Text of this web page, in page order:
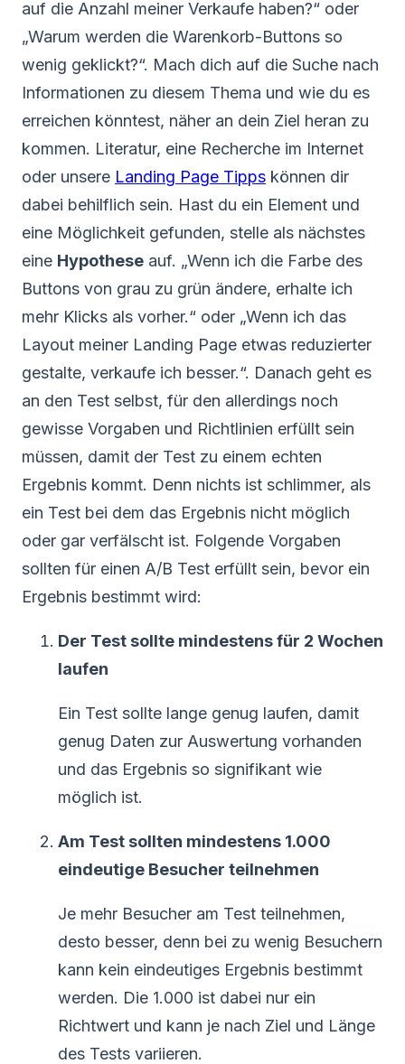
auf die Anzahl meiner Verkaufe haben?“ oder
„Warum werden die Warenkorb-Buttons so
wenig geklickt?“. Mach dich auf die Suche nach
Informationen zu diesem Thema und wie du es
erreichen könntest, näher an dein Ziel heran zu
kommen. Literatur, eine Recherche im Internet
oder unsere Landing Page Tipps können dir
dabei behilflich sein. Hast du ein Element und
eine Möglichkeit gefunden, stelle als nächstes
eine Hypothese auf. „Wenn ich die Farbe des
Buttons von grau zu grün ändere, erhalte ich
mehr Klicks als vorher.“ oder „Wenn ich das
Layout meiner Landing Page etwas reduzierter
gestalte, verkaufe ich besser.“. Danach geht es
an den Test selbst, für den allerdings noch
gewisse Vorgaben und Richtlinien erfüllt sein
müssen, damit der Test zu einem echten
Ergebnis kommt. Denn nichts ist schlimmer, als
ein Test bei dem das Ergebnis nicht möglich
oder gar verfälscht ist. Folgende Vorgaben
sollten für einen A/B Test erfüllt sein, bevor ein
Ergebnis bestimmt wird:
Der Test sollte mindestens für 2 Wochen
laufen
Ein Test sollte lange genug laufen, damit
genug Daten zur Auswertung vorhanden
und das Ergebnis so signifikant wie
möglich ist.
Am Test sollten mindestens 1.000
eindeutige Besucher teilnehmen
Je mehr Besucher am Test teilnehmen,
desto besser, denn bei zu wenig Besuchern
kann kein eindeutiges Ergebnis bestimmt
werden. Die 1.000 ist dabei nur ein
Richtwert und kann je nach Ziel und Länge
des Tests variieren.